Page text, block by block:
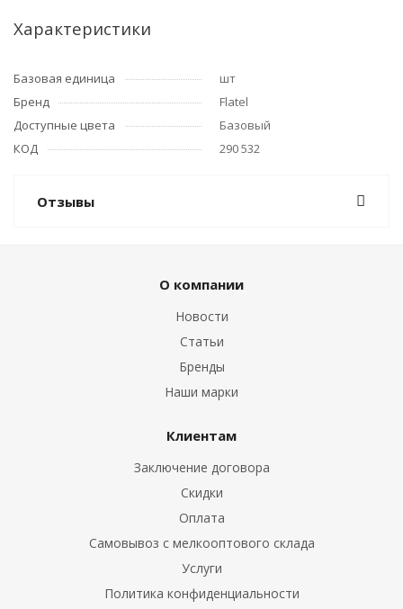
Характеристики
Базовая единица
шт
Бренд
Flatel
Доступные цвета
Базовый
КОД
290 532
Отзывы
О компании
Новости
Статьи
Бренды
Наши марки
Клиентам
Заключение договора
Скидки
Оплата
Самовывоз с мелкооптового склада
Услуги
Политика конфиденциальности